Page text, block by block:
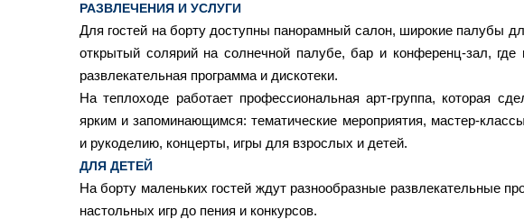
РАЗВЛЕЧЕНИЯ И УСЛУГИ
Для гостей на борту доступны панорамный салон, широкие палубы
открытый солярий на солнечной палубе, бар и конференц-зал, где
развлекательная программа и дискотеки.
На теплоходе работает профессиональная арт-группа, которая
ярким и запоминающимся: тематические мероприятия, мастер-
и рукоделию, концерты, игры для взрослых и детей.
ДЛЯ ДЕТЕЙ
На борту маленьких гостей ждут разнообразные развлекательные
настольных игр до пения и конкурсов.